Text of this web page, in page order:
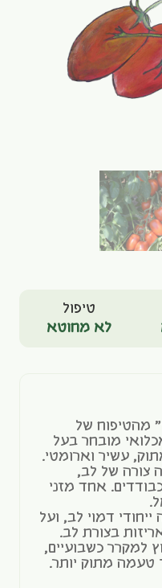
טיפול
לא מחוטא
" מהטיפוח של
מובחר בעל
עשיר וארומטי.
צורה של לב,
אחד מזני
דמוי לב, ועל
בצורת לב.
למקרר כשבועיים,
טעמה מתוק יותר.